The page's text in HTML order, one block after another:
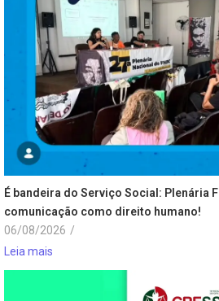
É bandeira do Serviço Social: Plenária
comunicação como direito humano!
06/08/2026 /
Leia mais